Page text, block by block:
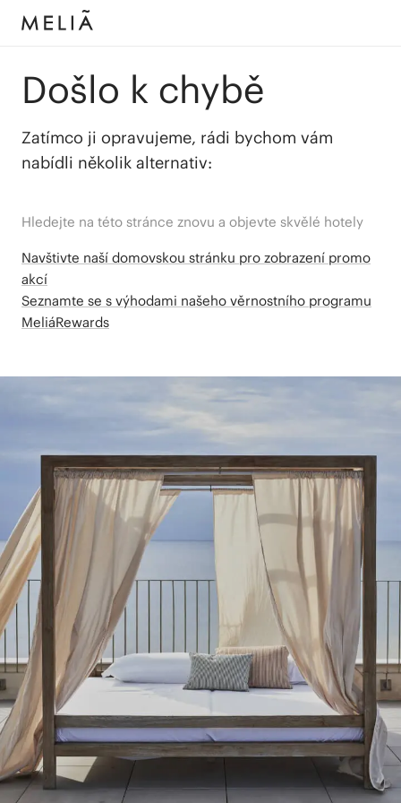
Došlo k chybě
Zatímco ji opravujeme, rádi bychom vám
nabídli několik alternativ:
Hledejte na této stránce znovu a objevte skvělé hotely
Navštivte naší domovskou stránku pro zobrazení promo
akcí
Seznamte se s výhodami našeho věrnostního programu
MeliáRewards